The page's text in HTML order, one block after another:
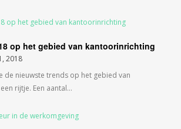
op het gebied van kantoorinrichting
2018
de nieuwste trends op het gebied van
rijtje. Een aantal…